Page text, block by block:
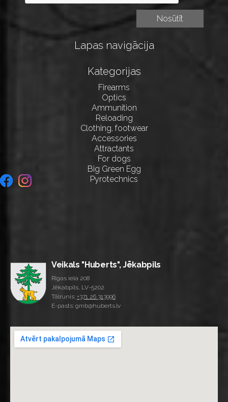
Lapas navigācija
Kategorijas
Firearms
Optics
Ammunition
Reloading
Clothing, footwear
Accessories
Attractants
For dogs
Big Green Egg
Pyrotechnics
Veikals "Huberts", Jēkabpils
Rīgas iela 208
Jēkabpils, LV-5202
Tālrunis: +371 26 313996
E-pasts: gmb@huberts.lv